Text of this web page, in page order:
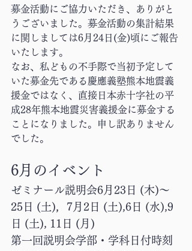
募金活動にご協力いただき、ありがと
うございました。募金活動の集計結果
に関しましては6月24日(金)頃にご報告
いたします。
なお、私どもの不手際で当初予定して
いた募金先である慶應義塾熊本地震義
援金ではなく、直接日本赤十字社の平
成28年熊本地震災害義援金に募金する
ことになりました。申し訳ありません
でした。
6月のイベント
ゼミナール説明会6月23日 (木)～
25日 (土)，7月2日 (土),6日 (水),9
日 (土), 11日 (月)
第一回説明会学部・学科日付時刻